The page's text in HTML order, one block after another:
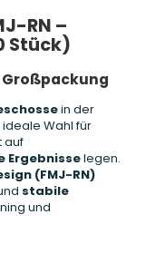
RN –
Stück)
in der
Wahl für
auf
Ergebnisselegen.
(FMJ-RN)
stabile
und